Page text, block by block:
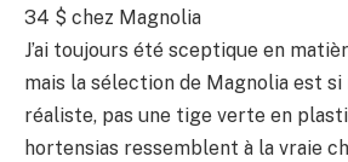
34 $ chez Magnolia
J’ai toujours été sceptique en
mais la sélection de Magnolia est
réaliste, pas une tige verte en
hortensias ressemblent à la vraie